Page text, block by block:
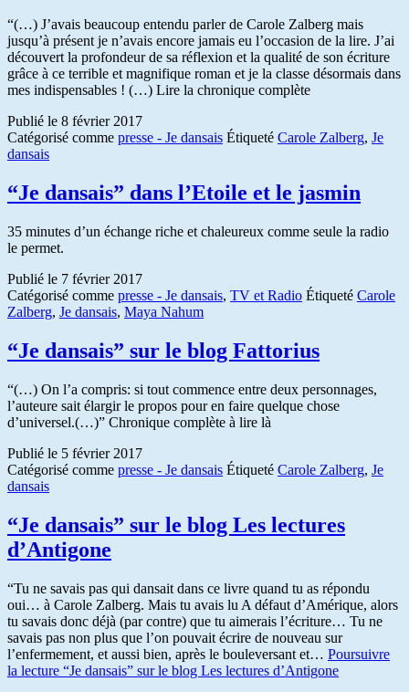
“(…) J’avais beaucoup entendu parler de Carole Zalberg mais
jusqu’à présent je n’avais encore jamais eu l’occasion de la lire. J’ai
découvert la profondeur de sa réflexion et la qualité de son écriture
grâce à ce terrible et magnifique roman et je la classe désormais dans
mes indispensables ! (…) Lire la chronique complète
Publié le 8 février 2017
Catégorisé comme presse - Je dansais Étiqueté Carole Zalberg, Je
dansais
“Je dansais” dans l’Etoile et le jasmin
35 minutes d’un échange riche et chaleureux comme seule la radio
le permet.
Publié le 7 février 2017
Catégorisé comme presse - Je dansais, TV et Radio Étiqueté Carole
Zalberg, Je dansais, Maya Nahum
“Je dansais” sur le blog Fattorius
“(…) On l’a compris: si tout commence entre deux personnages,
l’auteure sait élargir le propos pour en faire quelque chose
d’universel.(…)” Chronique complète à lire là
Publié le 5 février 2017
Catégorisé comme presse - Je dansais Étiqueté Carole Zalberg, Je
dansais
“Je dansais” sur le blog Les lectures
d’Antigone
“Tu ne savais pas qui dansait dans ce livre quand tu as répondu
oui… à Carole Zalberg. Mais tu avais lu A défaut d’Amérique, alors
tu savais donc déjà (par contre) que tu aimerais l’écriture… Tu ne
savais pas non plus que l’on pouvait écrire de nouveau sur
l’enfermement, et aussi bien, après le bouleversant et… Poursuivre
la lecture “Je dansais” sur le blog Les lectures d’Antigone